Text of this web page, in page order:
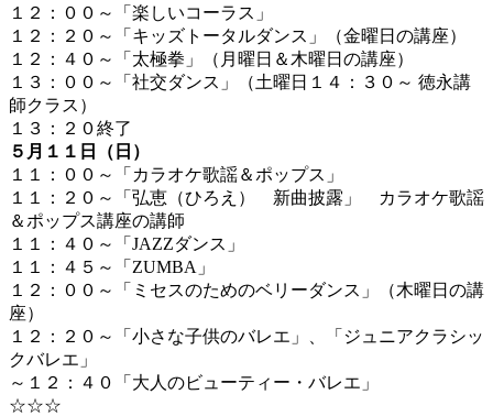
１２：００～「楽しいコーラス」
１２：２０～「キッズトータルダンス」（金曜日の講座）
１２：４０～「太極拳」（月曜日＆木曜日の講座）
１３：００～「社交ダンス」（土曜日１４：３０～ 徳永講
師クラス）
１３：２０終了
５月１１日（日）
１１：００～「カラオケ歌謡＆ポップス」
１１：２０～「弘恵（ひろえ） 新曲披露」 カラオケ歌謡
＆ポップス講座の講師
１１：４０～「JAZZダンス」
１１：４５～「ZUMBA」
１２：００～「ミセスのためのベリーダンス」（木曜日の講
座）
１２：２０～「小さな子供のバレエ」、「ジュニアクラシッ
クバレエ」
～１２：４０「大人のビューティー・バレエ」
☆☆☆